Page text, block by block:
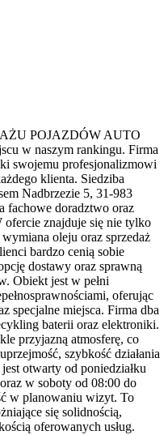
POJAZDÓW AUTO
w naszym rankingu. Firma
swojemu profesjonalizmowi
klienta. Siedziba
Nadbrzezie 5, 31-983
fachowe doradztwo oraz
znajduje się nie tylko
oleju oraz sprzedaż
bardzo cenią sobie
dostawy oraz sprawną
Obiekt jest w pełni
oferując
specjalne miejsca. Firma dba
baterii oraz elektroniki.
przyjazną atmosferę, co
szybkość działania
otwarty od poniedziałku
w soboty od 08:00 do
w planowaniu wizyt. To
się solidnością,
oferowanych usług.